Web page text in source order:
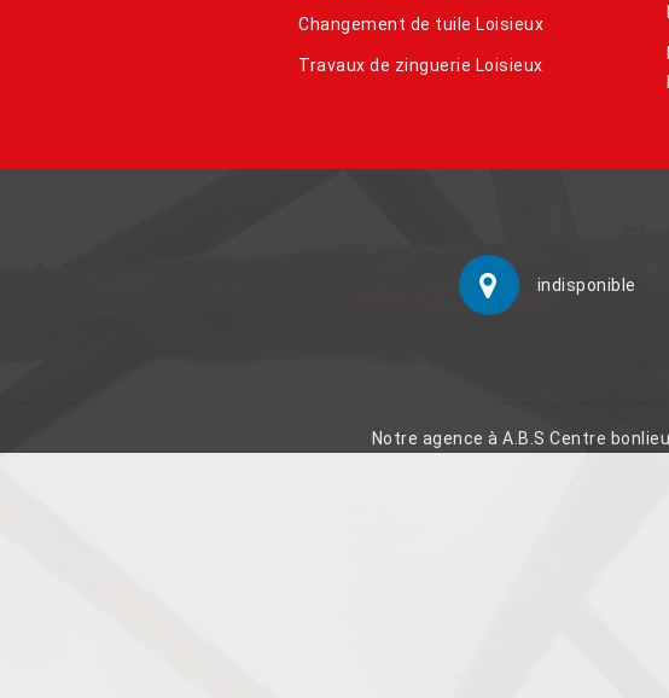
Changement de tuile Loisieux
Travaux de zinguerie Loisieux
indisponible
Notre agence à A.B.S Centre